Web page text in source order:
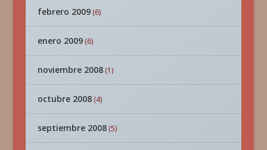
febrero 2009(6)
enero 2009(6)
noviembre 2008(1)
octubre 2008(4)
septiembre 2008(5)